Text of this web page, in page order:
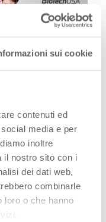
sui cookie
contenuti ed
media e per
inoltre
il nostro sito con i
dei dati web,
combinarle
loro o che hanno
lì ad
palco delle